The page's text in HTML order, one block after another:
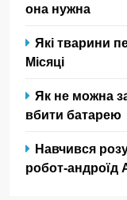
она нужна
Які тварини
Місяці
Як не можна
вбити батарею
Навчився
робот-андроїд